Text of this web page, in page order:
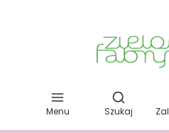
Menu
Otwórz
Szukaj